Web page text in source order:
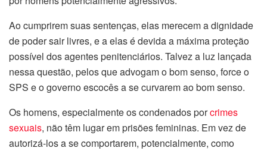
Ao cumprirem suas sentenças, elas merecem a dignidade
de poder sair livres, e a elas é devida a máxima proteção
possível dos agentes penitenciários. Talvez a luz lançada
nessa questão, pelos que advogam o bom senso, force o
SPS e o governo escocês a se curvarem ao bom senso.
Os homens, especialmente os condenados porcrimes
sexuais, não têm lugar em prisões femininas. Em vez de
autorizá-los a se comportarem, potencialmente, como